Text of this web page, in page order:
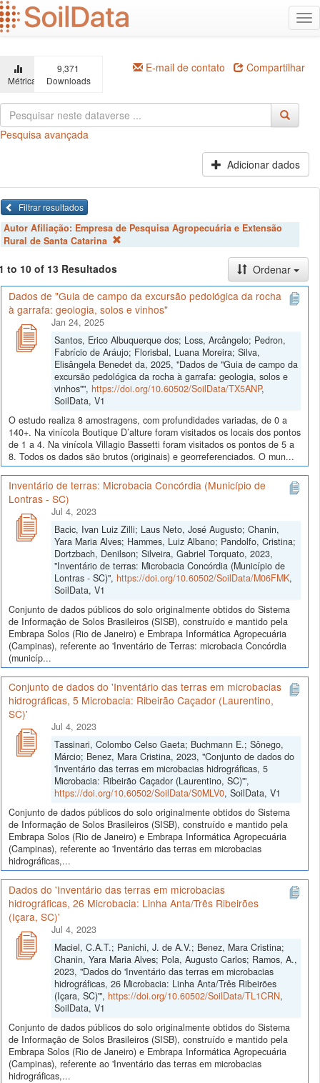
Ir
para
o
principal
Métricas
9,371
Downloads
E-mail de contato Compartilhar
Pesquisa avançada
Adicionar dados
Filtrar resultados
Autor Afiliação: Empresa de Pesquisa Agropecuária e Extensão
Rural de Santa Catarina
to 10 of 13 Resultados
Ordenar
Dados de "Guia de campo da excursão pedológica da rocha
à garrafa: geologia, solos e vinhos"
Jan 24, 2025
Santos, Erico Albuquerque dos; Loss, Arcângelo; Pedron,
Fabrício de Aráujo; Florisbal, Luana Moreira; Silva,
Elisângela Benedet da, 2025, "Dados de "Guia de campo da
excursão pedológica da rocha à garrafa: geologia, solos e
vinhos"", https://doi.org/10.60502/SoilData/TX5ANP,
SoilData, V1
O estudo realiza 8 amostragens, com profundidades variadas, de 0 a
140+. Na vinícola Boutique D’alture foram visitados os locais dos pontos
de 1 a 4. Na vinícola Villagio Bassetti foram visitados os pontos de 5 a
8. Todos os dados são brutos (originais) e georreferenciados. O mun...
Inventário de terras: Microbacia Concórdia (Município de
Lontras - SC)
Jul 4, 2023
Bacic, Ivan Luiz Zilli; Laus Neto, José Augusto; Chanin,
Yara Maria Alves; Hammes, Luiz Albano; Pandolfo, Cristina;
Dortzbach, Denilson; Silveira, Gabriel Torquato, 2023,
"Inventário de terras: Microbacia Concórdia (Município de
Lontras - SC)", https://doi.org/10.60502/SoilData/M06FMK,
SoilData, V1
Conjunto de dados públicos do solo originalmente obtidos do Sistema
de Informação de Solos Brasileiros (SISB), construído e mantido pela
Embrapa Solos (Rio de Janeiro) e Embrapa Informática Agropecuária
(Campinas), referente ao 'Inventário de Terras: microbacia Concórdia
(municíp...
Conjunto de dados do 'Inventário das terras em microbacias
hidrográficas, 5 Microbacia: Ribeirão Caçador (Laurentino,
SC)'
Jul 4, 2023
Tassinari, Colombo Celso Gaeta; Buchmann E.; Sônego,
Márcio; Benez, Mara Cristina, 2023, "Conjunto de dados do
'Inventário das terras em microbacias hidrográficas, 5
Microbacia: Ribeirão Caçador (Laurentino, SC)'",
https://doi.org/10.60502/SoilData/S0MLV0, SoilData, V1
Conjunto de dados públicos do solo originalmente obtidos do Sistema
de Informação de Solos Brasileiros (SISB), construído e mantido pela
Embrapa Solos (Rio de Janeiro) e Embrapa Informática Agropecuária
(Campinas), referente ao 'Inventário das terras em microbacias
hidrográficas,...
Dados do 'Inventário das terras em microbacias
hidrográficas, 26 Microbacia: Linha Anta/Três Ribeirões
(Içara, SC)'
Jul 4, 2023
Maciel, C.A.T.; Panichi, J. de A.V.; Benez, Mara Cristina;
Chanin, Yara Maria Alves; Pola, Augusto Carlos; Ramos, A.,
2023, "Dados do 'Inventário das terras em microbacias
hidrográficas, 26 Microbacia: Linha Anta/Três Ribeirões
(Içara, SC)'", https://doi.org/10.60502/SoilData/TL1CRN,
SoilData, V1
Conjunto de dados públicos do solo originalmente obtidos do Sistema
de Informação de Solos Brasileiros (SISB), construído e mantido pela
Embrapa Solos (Rio de Janeiro) e Embrapa Informática Agropecuária
(Campinas), referente ao 'Inventário das terras em microbacias
hidrográficas,...